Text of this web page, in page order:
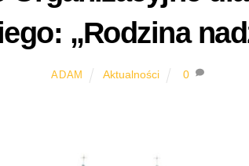
„Rodzina
ADAM Aktualności 0